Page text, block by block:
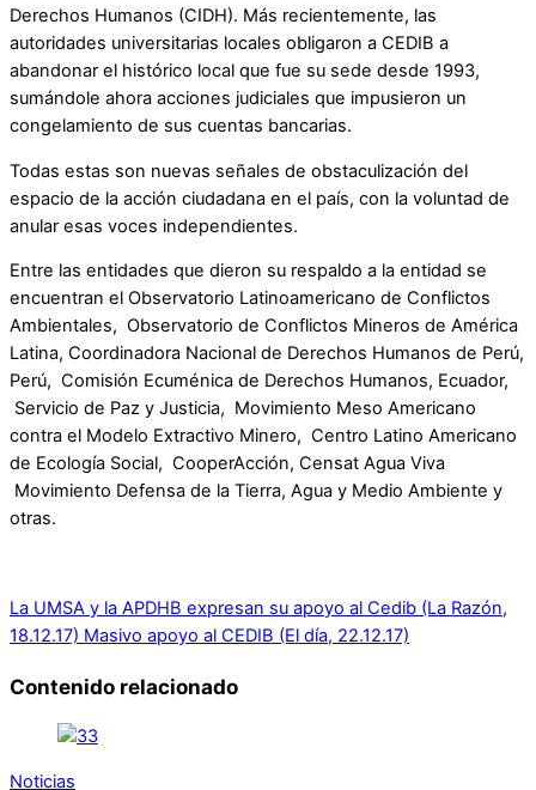
Derechos Humanos (CIDH). Más recientemente, las
autoridades universitarias locales obligaron a CEDIB a
abandonar el histórico local que fue su sede desde 1993,
sumándole ahora acciones judiciales que impusieron un
congelamiento de sus cuentas bancarias.
Todas estas son nuevas señales de obstaculización del
espacio de la acción ciudadana en el país, con la voluntad de
anular esas voces independientes.
Entre las entidades que dieron su respaldo a la entidad se
encuentran el Observatorio Latinoamericano de Conflictos
Ambientales, Observatorio de Conflictos Mineros de América
Latina, Coordinadora Nacional de Derechos Humanos de Perú,
Perú, Comisión Ecuménica de Derechos Humanos, Ecuador,
Servicio de Paz y Justicia, Movimiento Meso Americano
contra el Modelo Extractivo Minero, Centro Latino Americano
de Ecología Social, CooperAcción, Censat Agua Viva
Movimiento Defensa de la Tierra, Agua y Medio Ambiente y
otras.
La UMSA y la APDHB expresan su apoyo al Cedib (La Razón,
18.12.17) Masivo apoyo al CEDIB (El día, 22.12.17)
Contenido relacionado
Noticias